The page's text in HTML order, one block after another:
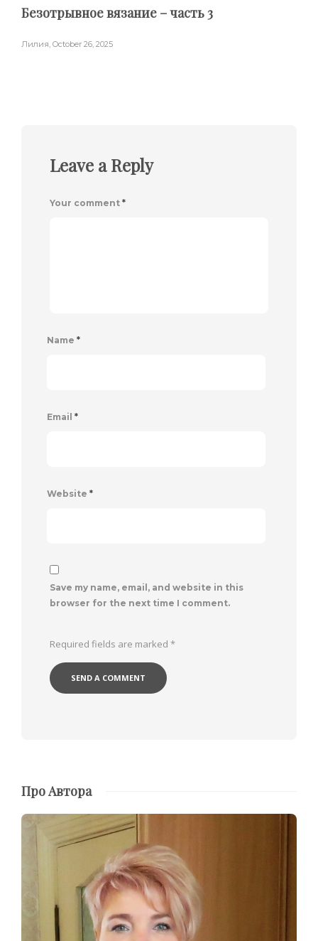
Безотрывное вязание – часть 3
Лилия October 26, 2025
Leave a Reply
Your comment *
Name *
Email *
Website *
Save my name, email, and website in this
browser for the next time I comment.
Required fields are marked *
Про Автора